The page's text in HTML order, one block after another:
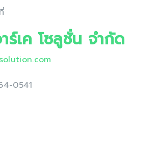
ร์เค โซลูชั่น จำกัด
0541